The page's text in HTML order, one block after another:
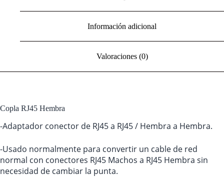
Información adicional
Valoraciones (0)
Copla RJ45 Hembra
-Adaptador conector de RJ45 a RJ45 / Hembra a Hembra.
-Usado normalmente para convertir un cable de red
normal con conectores RJ45 Machos a RJ45 Hembra sin
necesidad de cambiar la punta.